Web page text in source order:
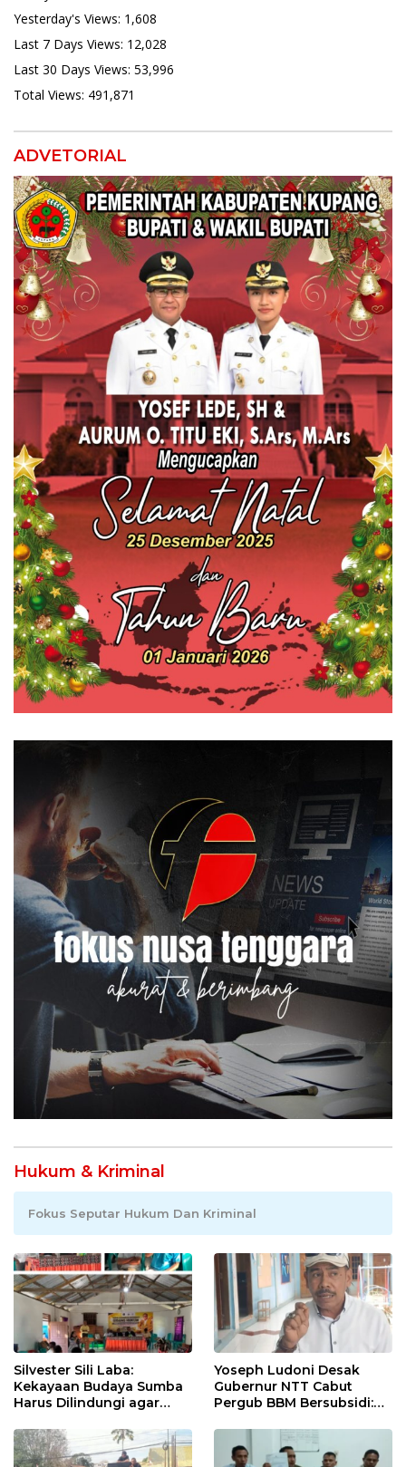
Yesterday's Views: 1,608
Last 7 Days Views: 12,028
Last 30 Days Views: 53,996
Total Views: 491,871
ADVETORIAL
Hukum & Kriminal
Fokus Seputar Hukum Dan Kriminal
Silvester Sili Laba:
Kekayaan Budaya Sumba
Harus Dilindungi agar
Yoseph Ludoni Desak
Gubernur NTT Cabut
Pergub BBM Bersubsidi:
Tagih Pajak